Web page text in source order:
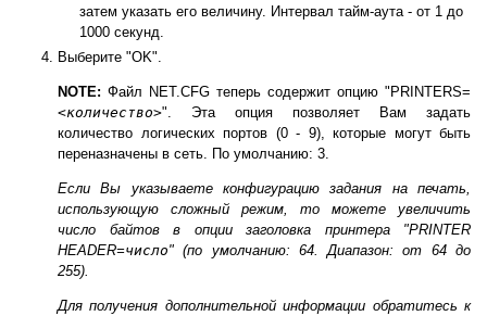
затем указать его величину. Интервал тайм-аута - от 1 до
1000 секунд.
Выберите "OK".
NOTE: Файл NET.CFG теперь содержит опцию "PRINTERS=
<количество>". Эта опция позволяет Вам задать
количество логических портов (0 - 9), которые могут быть
переназначены в сеть. По умолчанию: 3.
Если Вы указываете конфигурацию задания на печать,
использующую сложный режим, то можете увеличить
число байтов в опции заголовка принтера "PRINTER
HEADER=число" (по умолчанию: 64. Диапазон: от 64 до
255).
Для получения дополнительной информации обратитесь к